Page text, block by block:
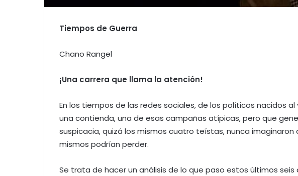
Tiempos de Guerra
Chano Rangel
¡Una carrera que llama la atención!
En los tiempos de las redes sociales, de los políticos nacidos
una contienda, una de esas campañas atípicas, pero que
suspicacia, quizá los mismos cuatro teístas, nunca imaginaron
mismos podrían perder.
Se trata de hacer un análisis de lo que paso estos últimos